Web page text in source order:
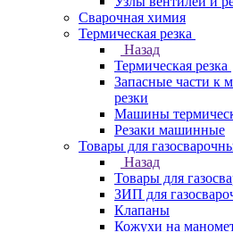
Сварочная химия
Термическая резка
Назад
Термическая резка
Запасные части к
резки
Машины
Резаки машинные
Товары для
Назад
Товары для
ЗИП для
Клапаны
Кожухи на